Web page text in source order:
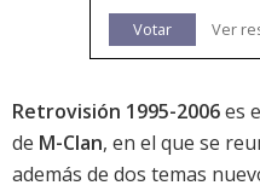
Votar Ver
Retrovisión 1995-2006es
de M-Clan, en el que se
además de dos temas